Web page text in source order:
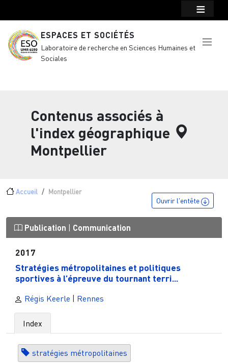
ESPACES ET SOCIÉTÉS
Laboratoire de recherche en Sciences Humaines et
Sociales
Contenus associés à
l'index géographique
Montpellier
Fil d'Ariane
Accueil Montpellier
Ouvrir l'entête
Publication Communication
2017
Stratégies métropolitaines et politiques
sportives à l’épreuve du tournant terri...
Régis Keerle | Rennes
Index
stratégies métropolitaines